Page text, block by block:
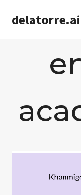
delatorre.ai